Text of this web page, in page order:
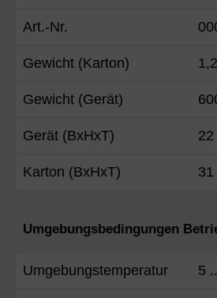
Art.-Nr.
Gewicht (Karton)
Gewicht (Gerät)
Gerät (BxHxT)
Karton (BxHxT)
Umgebungsbedingungen
Umgebungstemperatur 5